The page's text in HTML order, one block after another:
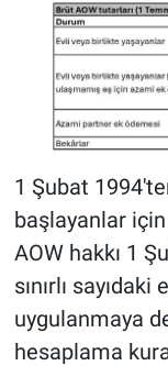
1 Şubat
başlayanlar
AOW hakkı 1
sınırlı
uygulanmaya
hesaplama